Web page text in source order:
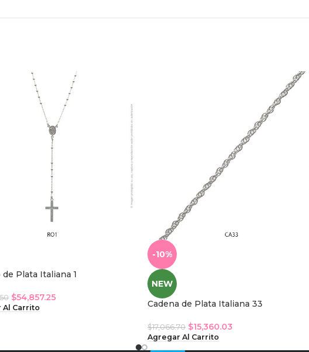
de Plata Italiana 1
$54,857.25
Al Carrito
-10%
NEW
Cadena de Plata Italiana 33
$17,066.70 $15,360.03
Agregar Al Carrito